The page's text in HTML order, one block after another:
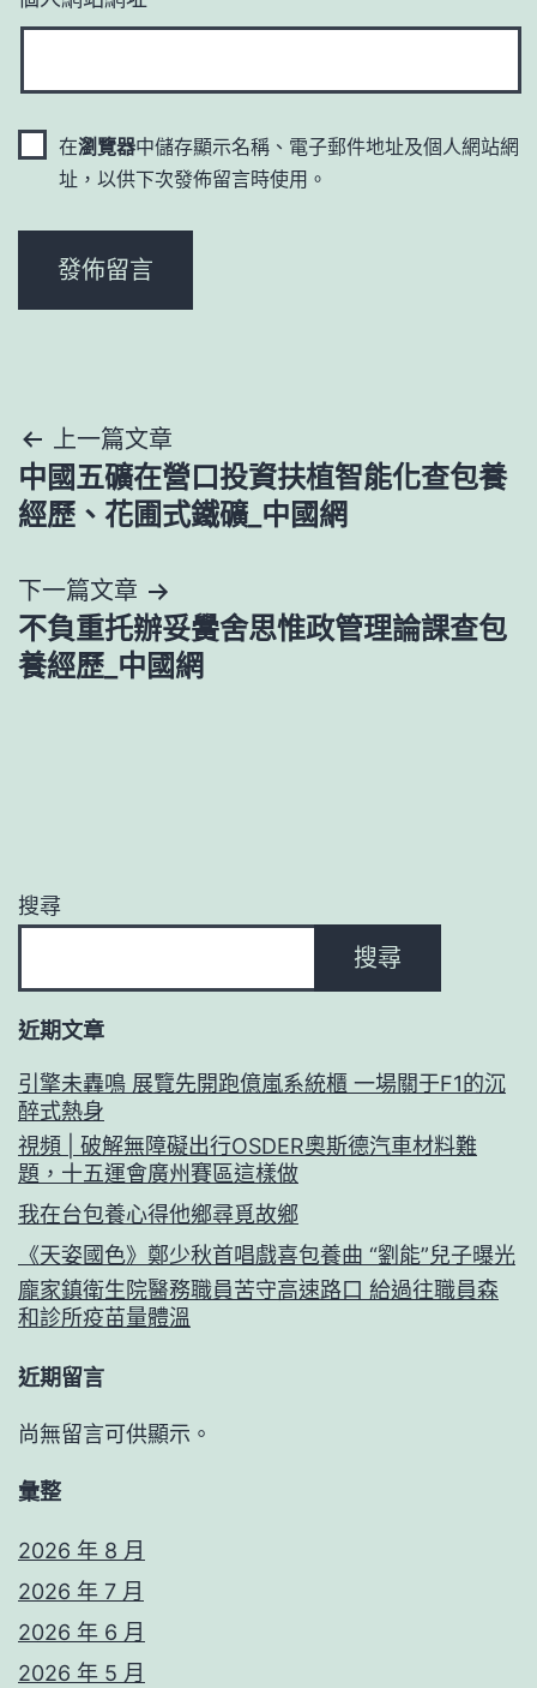
在瀏覽器中儲存顯示名稱、電子郵件地址及個人網站網
址，以供下次發佈留言時使用。
文
章
覽
上一篇文章
中國五礦在營口投資扶植智能化查包養
經歷、花圃式鐵礦_中國網
下一篇文章
不負重托辦妥黌舍思惟政管理論課查包
養經歷_中國網
搜尋
搜尋
近期文章
引擎未轟鳴 展覽先開跑億嵐系統櫃 一場關于F1的沉
醉式熱身
視頻 | 破解無障礙出行OSDER奧斯德汽車材料難
題，十五運會廣州賽區這樣做
我在台包養心得他鄉尋覓故鄉
《天姿國色》鄭少秋首唱戲喜包養曲 “劉能”兒子曝光
龐家鎮衛生院醫務職員苦守高速路口 給過往職員森
和診所疫苗量體溫
近期留言
尚無留言可供顯示。
彙整
2026 年 8 月
2026 年 7 月
2026 年 6 月
2026 年 5 月